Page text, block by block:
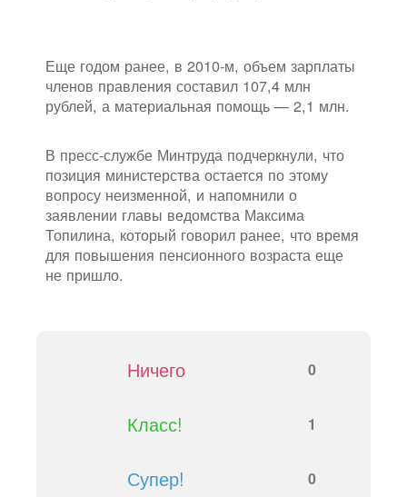
Еще годом ранее, в 2010-м, объем зарплаты
членов правления составил 107,4 млн
рублей, а материальная помощь — 2,1 млн.
В пресс-службе Минтруда подчеркнули, что
позиция министерства остается по этому
вопросу неизменной, и напомнили о
заявлении главы ведомства Максима
Топилина, который говорил ранее, что время
для повышения пенсионного возраста еще
не пришло.
Ничего 0
Класс! 1
Супер! 0